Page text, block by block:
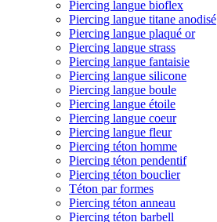
Piercing langue bioflex
Piercing langue titane anodisé
Piercing langue plaqué or
Piercing langue strass
Piercing langue fantaisie
Piercing langue silicone
Piercing langue boule
Piercing langue étoile
Piercing langue coeur
Piercing langue fleur
Piercing téton homme
Piercing téton pendentif
Piercing téton bouclier
Téton par formes
Piercing téton anneau
Piercing téton barbell